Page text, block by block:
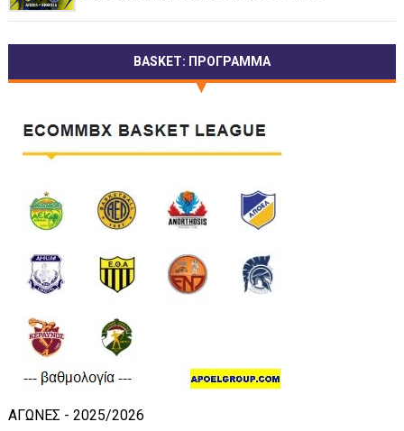
BASKET: ΠΡΟΓΡΑΜΜΑ
ΑΓΩΝΕΣ - 2025/2026